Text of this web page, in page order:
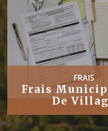
TRAVAUX
Publics